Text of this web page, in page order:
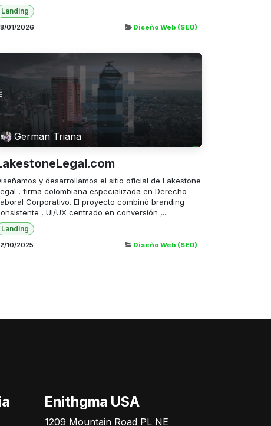
Landing
01/2026 Diseño Web (SEO)
German Triana
y desarrollamos el sitio oficial de Lakestone
, firma colombiana especializada en Derecho
Corporativo. El proyecto combinó branding
, UI/UX centrado en conversión ,...
Landing
10/2025 Diseño Web (SEO)
Enithgma USA
1209 Mountain Road PL NE
Online